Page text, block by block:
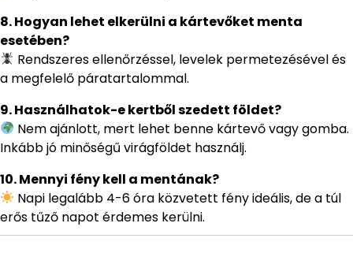
8. Hogyan lehet elkerülni a kártevőket menta
esetében?
Rendszeres ellenőrzéssel, levelek permetezésével és
a megfelelő páratartalommal.
9. Használhatok-e kertből szedett földet?
Nem ajánlott, mert lehet benne kártevő vagy gomba.
Inkább jó minőségű virágföldet használj.
10. Mennyi fény kell a mentának?
Napi legalább 4-6 óra közvetett fény ideális, de a túl
erős tűző napot érdemes kerülni.